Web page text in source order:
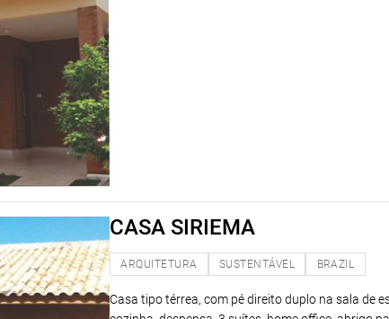
CASA SIRIEMA
ARQUITETURA SUSTENTÁVEL BRAZIL
Casa tipo térrea, com pé direito duplo na sala de